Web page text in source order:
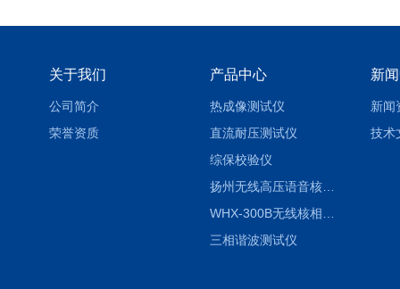
关于我们
公司简介
荣誉资质
产品中心
热成像测试仪
直流耐压测试仪
综保校验仪
扬州无线高压语音核相仪
三相谐波测试仪
新
新闻
技术